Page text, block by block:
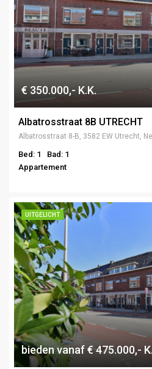
€ 350.000,- K.K.
Albatrosstraat 8B UTRECHT
Albatrosstraat 8-B, 3582 EW Utrecht,
Bed: 1
Bad: 1
Appartement
UITGELICHT
bieden vanaf € 475.000,-